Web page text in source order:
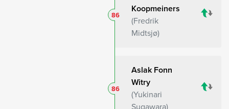
Koopmeiners
Fredrik
Midtsjø
86
Aslak Fonn
Witry
Yukinari
Sugawara
86